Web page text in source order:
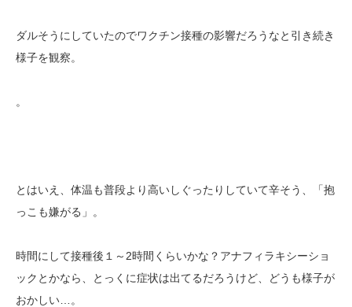
ダルそうにしていたのでワクチン接種の影響だろうなと引き続き
様子を観察。
。
とはいえ、体温も普段より高いしぐったりしていて辛そう、「抱
っこも嫌がる」。
時間にして接種後１～2時間くらいかな？アナフィラキシーショ
ックとかなら、とっくに症状は出てるだろうけど、どうも様子が
おかしい…。